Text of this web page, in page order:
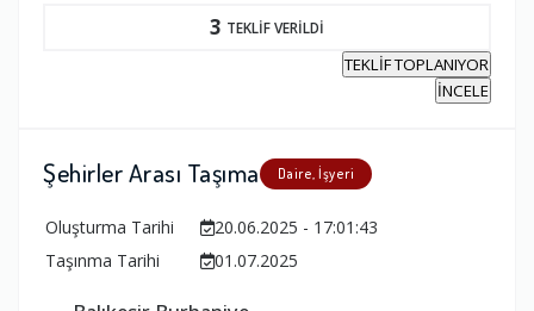
3 TEKLİF VERİLDİ
TEKLİF TOPLANIYOR
İNCELE
Şehirler Arası Taşıma Daire, İşyeri
Oluşturma Tarihi
20.06.2025 - 17:01:43
Taşınma Tarihi
01.07.2025